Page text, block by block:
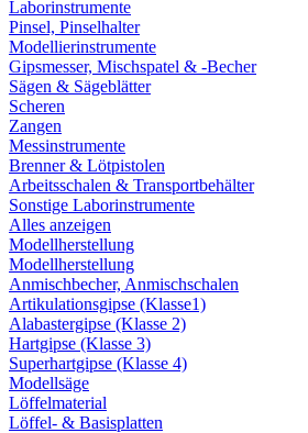
Laborinstrumente
Pinsel, Pinselhalter
Modellierinstrumente
Gipsmesser, Mischspatel & -Becher
Sägen & Sägeblätter
Scheren
Zangen
Messinstrumente
Brenner & Lötpistolen
Arbeitsschalen & Transportbehälter
Sonstige Laborinstrumente
Alles anzeigen
Modellherstellung
Modellherstellung
Anmischbecher, Anmischschalen
Artikulationsgipse (Klasse1)
Alabastergipse (Klasse 2)
Hartgipse (Klasse 3)
Superhartgipse (Klasse 4)
Modellsäge
Löffelmaterial
Löffel- & Basisplatten